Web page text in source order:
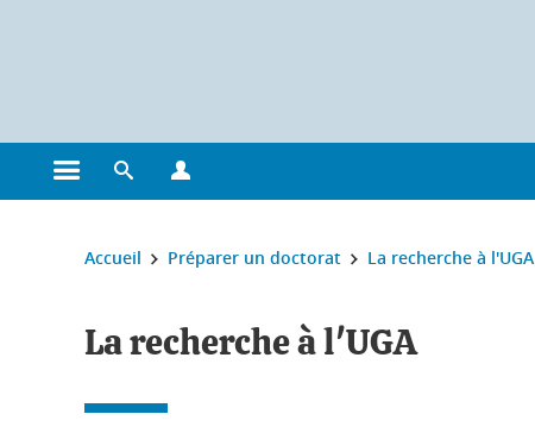
Ouvrir le menu principal
Ouvrir le moteur de recherche
Vous êtes ici :
Accueil Préparer un doctorat La recherche à l'UGA
La recherche à l'UGA